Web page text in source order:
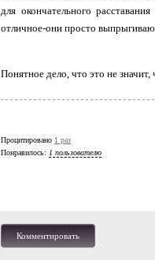
для окончательного
отличное-они просто
Понятное дело, что это не
Процитировано 1 раз
Понравилось: 1 пользователю
Комментировать